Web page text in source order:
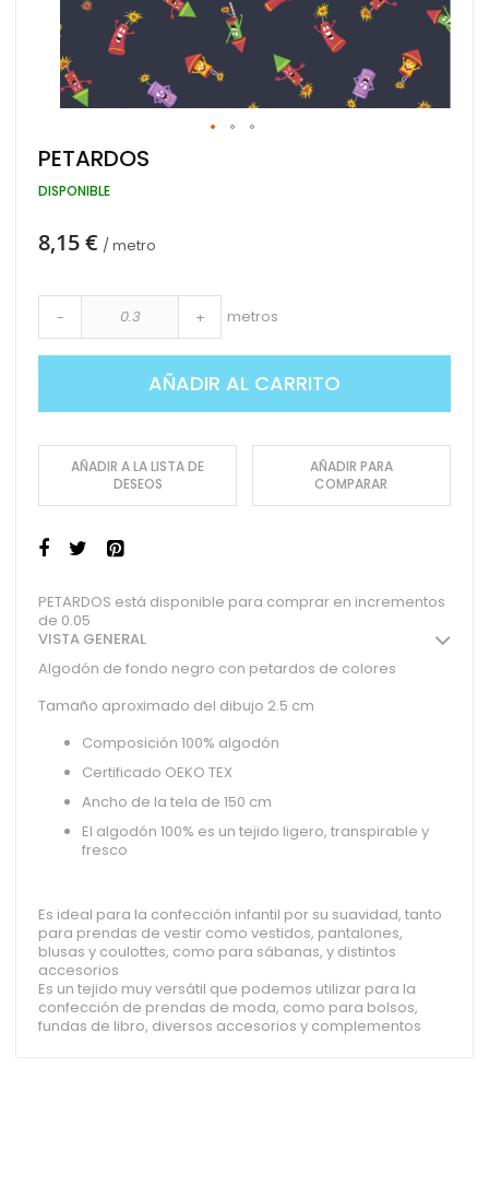
Saltar
al
comienzo
galería
PETARDOS
DISPONIBLE
8,15 € / metro
- + metros
AÑADIR AL CARRITO
AÑADIR A LA LISTA DE
DESEOS
AÑADIR PARA
COMPARAR
PETARDOS está disponible para comprar en incrementos
de 0.05
VISTA GENERAL
Algodón de fondo negro con petardos de colores
Tamaño aproximado del dibujo 2.5 cm
Composición 100% algodón
Certificado OEKO TEX
Ancho de la tela de 150 cm
El algodón 100% es un tejido ligero, transpirable y
fresco
Es ideal para la confección infantil por su suavidad, tanto
para prendas de vestir como vestidos, pantalones,
blusas y coulottes, como para sábanas, y distintos
accesorios
Es un tejido muy versátil que podemos utilizar para la
confección de prendas de moda, como para bolsos,
fundas de libro, diversos accesorios y complementos